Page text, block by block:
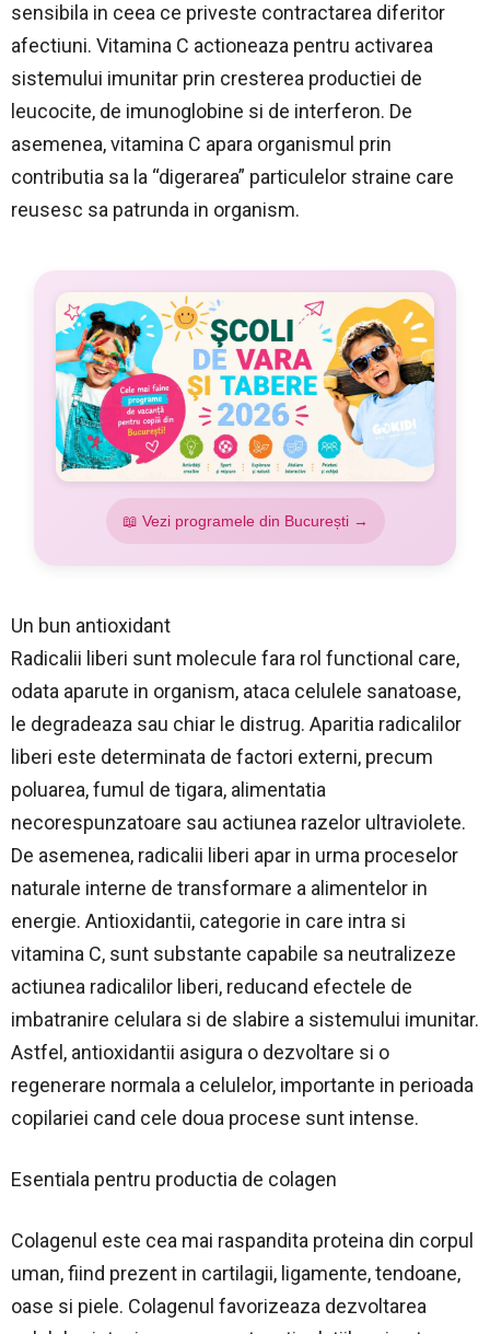
sensibila in ceea ce priveste contractarea diferitor
afectiuni. Vitamina C actioneaza pentru activarea
sistemului imunitar prin cresterea productiei de
leucocite, de imunoglobine si de interferon. De
asemenea, vitamina C apara organismul prin
contributia sa la “digerarea” particulelor straine care
reusesc sa patrunda in organism.
📖 Vezi programele din București →
Un bun antioxidant
Radicalii liberi sunt molecule fara rol functional care,
odata aparute in organism, ataca celulele sanatoase,
le degradeaza sau chiar le distrug. Aparitia radicalilor
liberi este determinata de factori externi, precum
poluarea, fumul de tigara, alimentatia
necorespunzatoare sau actiunea razelor ultraviolete.
De asemenea, radicalii liberi apar in urma proceselor
naturale interne de transformare a alimentelor in
energie. Antioxidantii, categorie in care intra si
vitamina C, sunt substante capabile sa neutralizeze
actiunea radicalilor liberi, reducand efectele de
imbatranire celulara si de slabire a sistemului imunitar.
Astfel, antioxidantii asigura o dezvoltare si o
regenerare normala a celulelor, importante in perioada
copilariei cand cele doua procese sunt intense.
Esentiala pentru productia de colagen
Colagenul este cea mai raspandita proteina din corpul
uman, fiind prezent in cartilagii, ligamente, tendoane,
oase si piele. Colagenul favorizeaza dezvoltarea